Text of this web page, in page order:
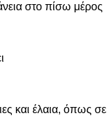
στο πίσω μέρος
και έλαια, όπως σε